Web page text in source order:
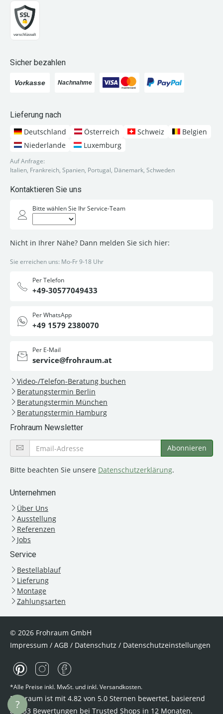
Sicher bezahlen
Lieferung nach
Deutschland
Österreich Schweiz
Belgien
Niederlande
Luxemburg
Auf Anfrage:
Italien, Frankreich, Spanien, Portugal, Dänemark, Schweden
Kontaktieren Sie uns
Bitte wählen Sie Ihr Service-Team
Nicht in Ihrer Nähe? Dann melden Sie sich hier:
Sie erreichen uns: Mo-Fr 9-18 Uhr
Per Telefon
+49-30577049433
Per WhatsApp
+49 1579 2380070
Per E-Mail
service@frohraum.at
Video-/Telefon-Beratung buchen
Beratungstermin Berlin
Beratungstermin München
Beratungstermin Hamburg
Frohraum Newsletter
Bitte beachten Sie unsere Datenschutzerklärung.
Unternehmen
Über Uns
Ausstellung
Referenzen
Jobs
Service
Bestellablauf
Lieferung
Montage
Zahlungsarten
© 2026 Frohraum GmbH
Impressum / AGB / Datenschutz / Datenschutzeinstellungen
*Alle Preise inkl. MwSt. und inkl. Versandkosten.
Frohraum ist mit 4.82 von 5.0 Sternen bewertet, basierend
auf33 Bewertungen bei Trusted Shops in 12 Monaten.
?